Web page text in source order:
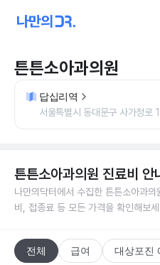
튼튼소아과의원
답십리역
서울특별시 동대문구 사가정로
튼튼소아과의원 진료비 안
나만의닥터에서 수집한 튼튼소아과의
비, 접종료 등 모든 가격을 확인해보
전체 급여 대상포진